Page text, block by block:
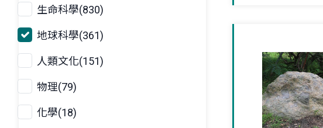
生命科學(830)
地球科學(361)
人類文化(151)
物理(79)
化學(18)